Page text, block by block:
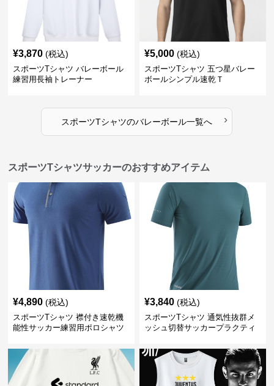
¥3,870 (税込)
スポーツTシャツ バレーボール
練習用長袖トレーナー
¥5,000 (税込)
スポーツTシャツ 五つ星バレー
ボールシンプル速乾Ｔ
スポーツTシャツのバレーボール一覧へ ›
スポーツTシャツサッカーのおすすめアイテム
¥4,890 (税込)
スポーツTシャツ 襟付き速乾機
能性サッカー練習用ポロシャツ
¥3,840 (税込)
スポーツTシャツ 通気性抜群メ
ッシュ切替サッカープラクティ